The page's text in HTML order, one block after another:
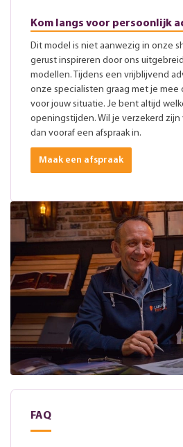
Kom langs voor persoonlijk
Dit model is niet aanwezig in onze
gerust inspireren door ons
modellen. Tijdens een vrijblijvend
onze specialisten graag met je mee
voor jouw situatie. Je bent altijd
openingstijden. Wil je verzekerd zijn
dan vooraf een afspraak in.
Maak een afspraak
FAQ